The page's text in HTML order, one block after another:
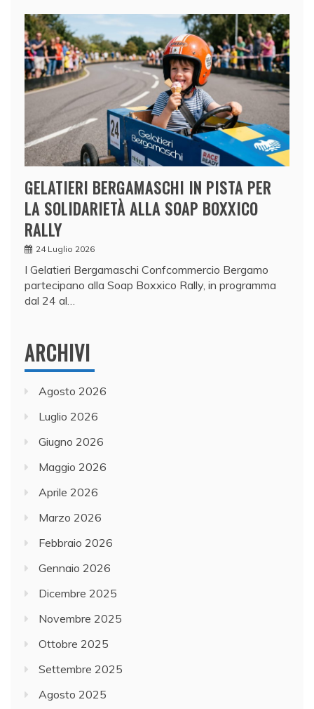
GELATIERI BERGAMASCHI IN PISTA PER
LA SOLIDARIETÀ ALLA SOAP BOXXICO
RALLY
24 Luglio 2026
I Gelatieri Bergamaschi Confcommercio Bergamo
partecipano alla Soap Boxxico Rally, in programma
dal 24 al…
ARCHIVI
Agosto 2026
Luglio 2026
Giugno 2026
Maggio 2026
Aprile 2026
Marzo 2026
Febbraio 2026
Gennaio 2026
Dicembre 2025
Novembre 2025
Ottobre 2025
Settembre 2025
Agosto 2025